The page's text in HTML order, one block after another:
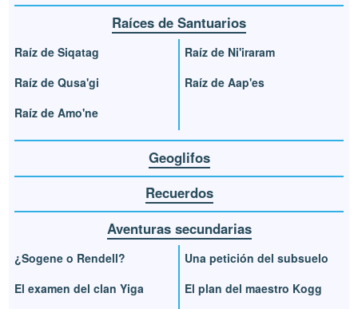
Raíces de Santuarios
Raíz de Siqatag
Raíz de Qusa'gi
Raíz de Amo'ne
Raíz de Ni'iraram
Raíz de Aap'es
Geoglifos
Recuerdos
Aventuras secundarias
¿Sogene o Rendell?
El examen del clan Yiga
Una petición del subsuelo
El plan del maestro Kogg